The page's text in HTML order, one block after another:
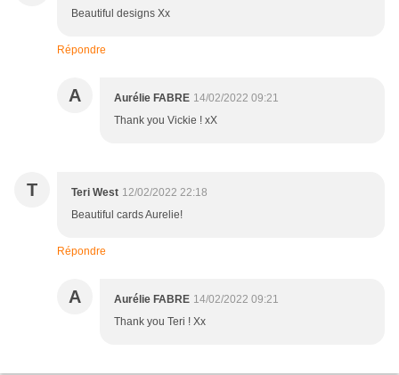
Beautiful designs Xx
Répondre
A Aurélie FABRE 14/02/2022 09:21
Thank you Vickie ! xX
T Teri West 12/02/2022 22:18
Beautiful cards Aurelie!
Répondre
A Aurélie FABRE 14/02/2022 09:21
Thank you Teri ! Xx